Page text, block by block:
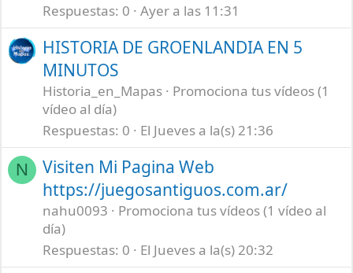
Respuestas 0 Ayer a las 11:31
HISTORIA DE GROENLANDIA EN 5
MINUTOS
Historia_en_Mapas
Promociona tus vídeos (1
vídeo al día)
Respuestas 0 El Jueves a la(s) 21:36
N
Visiten Mi Pagina Web
https://juegosantiguos.com.ar/
nahu0093
Promociona tus vídeos (1 vídeo al
día)
Respuestas 0 El Jueves a la(s) 20:32